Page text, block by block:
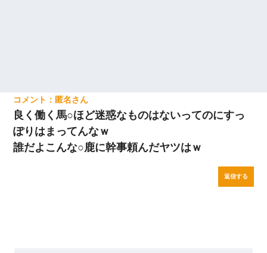
匿名
良く働く馬○ほど迷惑なものはないってのにすっ
ぽりはまってんなｗ
誰だよこんな○鹿に幹事頼んだヤツはｗ
返信する